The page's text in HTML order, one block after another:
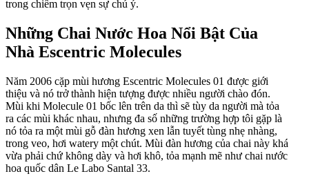
trong chiếm trọn vẹn sự chú ý.
Những Chai Nước Hoa Nổi Bật Của
Nhà Escentric Molecules
Năm 2006 cặp mùi hương Escentric Molecules 01 được giới
thiệu và nó trở thành hiện tượng được nhiều người chào đón.
Mùi khi Molecule 01 bốc lên trên da thì sẽ tùy da người mà tỏa
ra các mùi khác nhau, nhưng đa số những trường hợp tôi gặp là
nó tỏa ra một mùi gỗ đàn hương xen lẫn tuyết tùng nhẹ nhàng,
trong veo, hơi watery một chút. Mùi đàn hương của chai này khá
vừa phải chứ không dày và hơi khô, tỏa mạnh mẽ như chai nước
hoa quốc dân Le Labo Santal 33.